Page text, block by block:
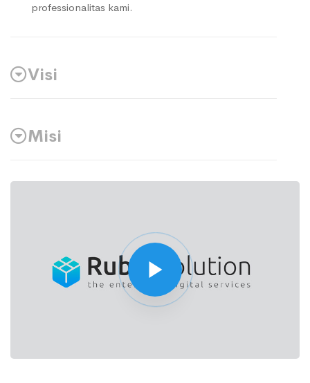
professionalitas kami.
Visi
Misi